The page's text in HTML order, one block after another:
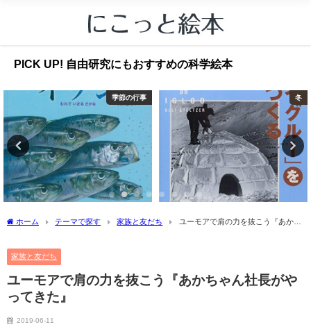
PICK UP! 自由研究にもおすすめの科学絵本
季節の行事 冬
ホーム テーマで探す 家族と友だち
ユーモアで肩の力を抜こう『あかち
家族と友だち
ユーモアで肩の力を抜こう『あかちゃん社長がや
ってきた』
2019-06-11